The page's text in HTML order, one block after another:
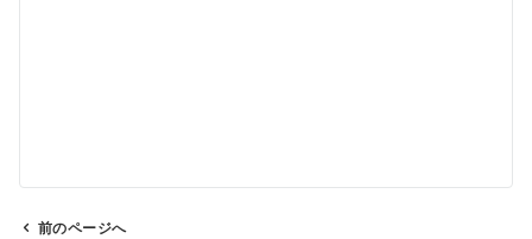
前のページへ